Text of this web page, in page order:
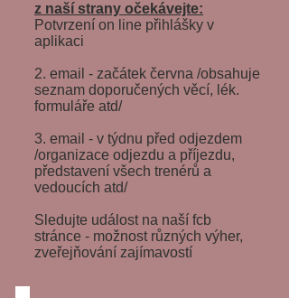
z naší strany očekávejte:
Potvrzení on line přihlášky v
aplikaci
2. email - začátek června /obsahuje
seznam doporučených věcí, lék.
formuláře atd/
3. email - v týdnu před odjezdem
/organizace odjezdu a příjezdu,
představení všech trenérů a
vedoucích atd/
Sledujte událost na naší fcb
stránce - možnost různých výher,
zveřejňování zajímavostí